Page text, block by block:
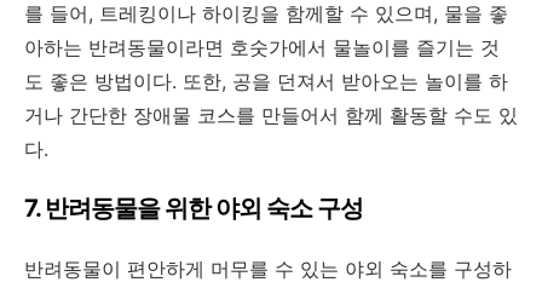
를 들어, 트레킹이나 하이킹을 함께할 수 있으며, 물을 좋
아하는 반려동물이라면 호숫가에서 물놀이를 즐기는 것
도 좋은 방법이다. 또한, 공을 던져서 받아오는 놀이를 하
거나 간단한 장애물 코스를 만들어서 함께 활동할 수도 있
다.
7. 반려동물을 위한 야외 숙소 구성
반려동물이 편안하게 머무를 수 있는 야외 숙소를 구성하